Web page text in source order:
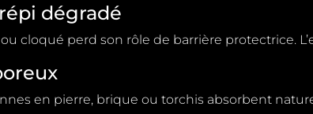
dégradé
cloqué perd son rôle de barrière protectrice.
en pierre, brique ou torchis absorbent